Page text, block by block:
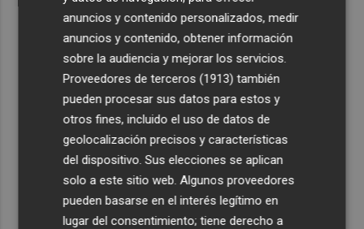
anuncios y contenido personalizados, medir
anuncios y contenido, obtener información
sobre la audiencia y mejorar los servicios.
Proveedores de terceros (1913) también
pueden procesar sus datos para estos y
otros fines, incluido el uso de datos de
geolocalización precisos y características
del dispositivo. Sus elecciones se aplican
solo a este sitio web. Algunos proveedores
pueden basarse en el interés legítimo en
lugar del consentimiento; tiene derecho a